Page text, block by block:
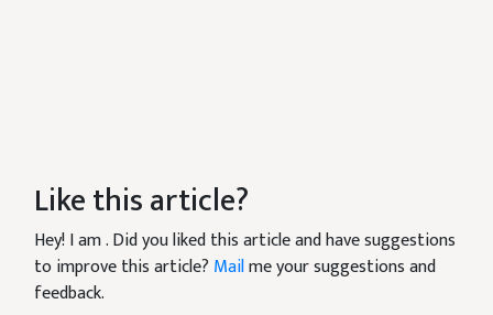
Like this article?
Hey! I am. Did you liked this article and have suggestions
to improve this article? Mailme your suggestions and
feedback.